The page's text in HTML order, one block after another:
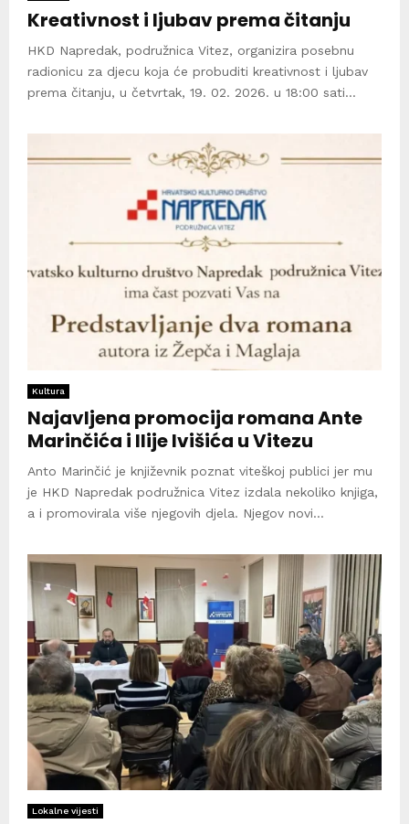
Kreativnost i ljubav prema čitanju
HKD Napredak, podružnica Vitez, organizira posebnu
radionicu za djecu koja će probuditi kreativnost i ljubav
prema čitanju, u četvrtak, 19. 02. 2026. u 18:00 sati...
Kultura
Najavljena promocija romana Ante
Marinčića i Ilije Ivišića u Vitezu
Anto Marinčić je književnik poznat viteškoj publici jer mu
je HKD Napredak podružnica Vitez izdala nekoliko knjiga,
a i promovirala više njegovih djela. Njegov novi...
Lokalne vijesti